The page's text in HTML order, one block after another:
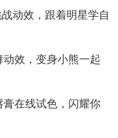
动效，跟着明星学自
效，变身小熊一起
在线试色，闪耀你